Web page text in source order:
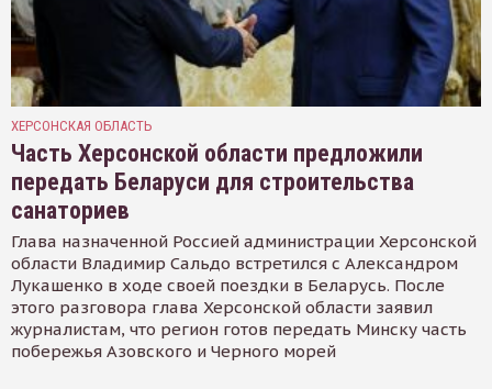
ХЕРСОНСКАЯ ОБЛАСТЬ
Часть Херсонской области предложили
передать Беларуси для строительства
санаториев
Глава назначенной Россией администрации Херсонской
области Владимир Сальдо встретился с Александром
Лукашенко в ходе своей поездки в Беларусь. После
этого разговора глава Херсонской области заявил
журналистам, что регион готов передать Минску часть
побережья Азовского и Черного морей